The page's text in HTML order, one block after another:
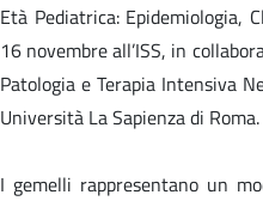
Età Pediatrica: Epidemiologia,
16 novembre all’ISS, in
Patologia e Terapia Intensiva
Università La Sapienza di Roma.
I gemelli rappresentano un